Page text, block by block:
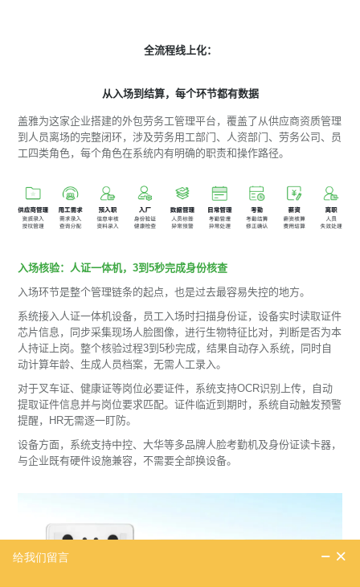
全流程线上化：
从入场到结算，每个环节都有数据
盖雅为这家企业搭建的外包劳务工管理平台，覆盖了从供应商资质管理
到人员离场的完整闭环，涉及劳务用工部门、人资部门、劳务公司、员
工四类角色，每个角色在系统内有明确的职责和操作路径。
入场核验：人证一体机，3到5秒完成身份核查
入场环节是整个管理链条的起点，也是过去最容易失控的地方。
系统接入人证一体机设备，员工入场时扫描身份证，设备实时读取证件
芯片信息，同步采集现场人脸图像，进行生物特征比对，判断是否为本
人持证上岗。整个核验过程3到5秒完成，结果自动存入系统，同时自
动计算年龄、生成人员档案，无需人工录入。
对于叉车证、健康证等岗位必要证件，系统支持OCR识别上传，自动
提取证件信息并与岗位要求匹配。证件临近到期时，系统自动触发预警
提醒，HR无需逐一盯防。
设备方面，系统支持中控、大华等多品牌人脸考勤机及身份证读卡器，
与企业既有硬件设施兼容，不需要全部换设备。